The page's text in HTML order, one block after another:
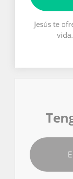
Jesús te